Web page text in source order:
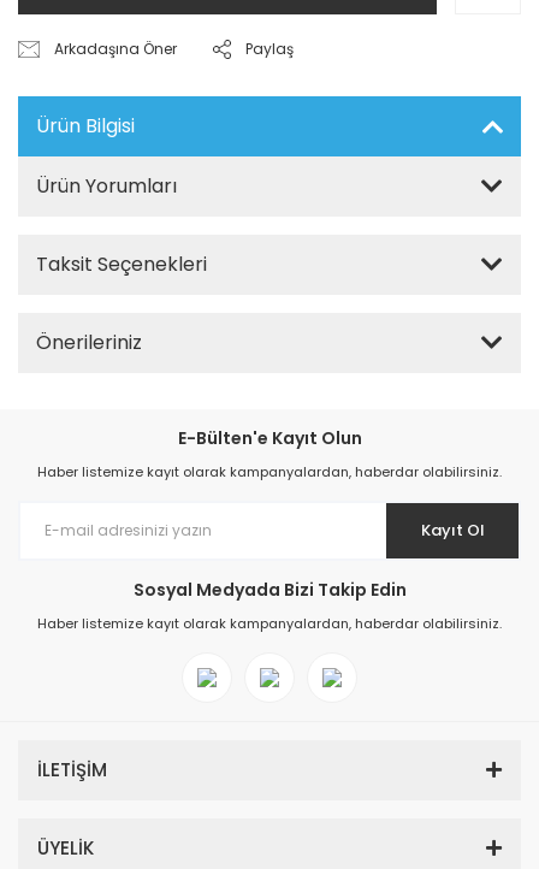
Arkadaşına Öner Paylaş
Ürün Bilgisi
Ürün Yorumları
Taksit Seçenekleri
Önerileriniz
E-Bülten'e Kayıt Olun
Haber listemize kayıt olarak kampanyalardan, haberdar olabilirsiniz.
Kayıt Ol
Sosyal Medyada Bizi Takip Edin
Haber listemize kayıt olarak kampanyalardan, haberdar olabilirsiniz.
İLETİŞİM
ÜYELİK